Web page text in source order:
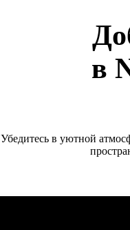
в
Убедитесь в уютной